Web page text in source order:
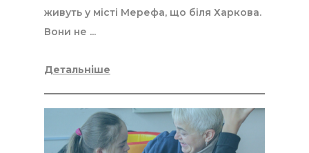
живуть у місті Мерефа, що біля Харкова.
Вони не ...
Детальніше